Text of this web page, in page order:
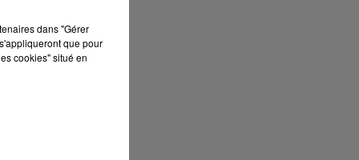
dans "Gérer
que pour
cookies" situé en